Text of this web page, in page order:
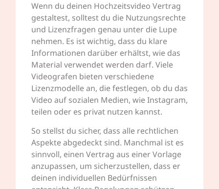
Wenn du deinen Hochzeitsvideo Vertrag
gestaltest, solltest du die Nutzungsrechte
und Lizenzfragen genau unter die Lupe
nehmen. Es ist wichtig, dass du klare
Informationen darüber erhältst, wie das
Material verwendet werden darf. Viele
Videografen bieten verschiedene
Lizenzmodelle an, die festlegen, ob du das
Video auf sozialen Medien, wie Instagram,
teilen oder es privat nutzen kannst.
So stellst du sicher, dass alle rechtlichen
Aspekte abgedeckt sind. Manchmal ist es
sinnvoll, einen Vertrag aus einer Vorlage
anzupassen, um sicherzustellen, dass er
deinen individuellen Bedürfnissen